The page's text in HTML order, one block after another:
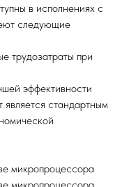
в исполнениях с
следующие
трудозатраты при
эффективности
стандартным
микропроцессора